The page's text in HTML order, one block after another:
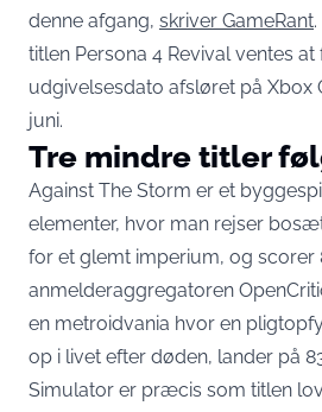
denne afgang, skriver GameRant
titlen Persona 4 Revival ventes at
udgivelsesdato afsløret på Xbox
juni.
Tre mindre titler
Against The Storm er et
elementer, hvor man rejser
for et glemt imperium, og scorer
anmelderaggregatoren
en metroidvania hvor en
op i livet efter døden, lander på
Simulator er præcis som titlen